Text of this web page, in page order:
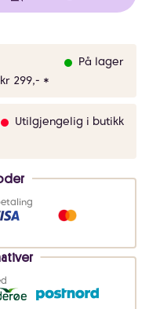
På lager
299,- *
Utilgjengelig i butikk